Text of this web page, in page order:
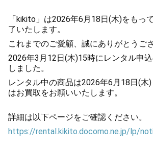
「kikito」は2026年6月18日(木)をもっ
了いたします。
これまでのご愛顧、誠にありがとうご
2026年3月12日(木)15時にレンタル申
しました。
レンタル中の商品は2026年6月18日(木
はお買取をお願いいたします。
詳細は以下ページをご確認ください。
https://rental.kikito.docomo.ne.jp/lp/